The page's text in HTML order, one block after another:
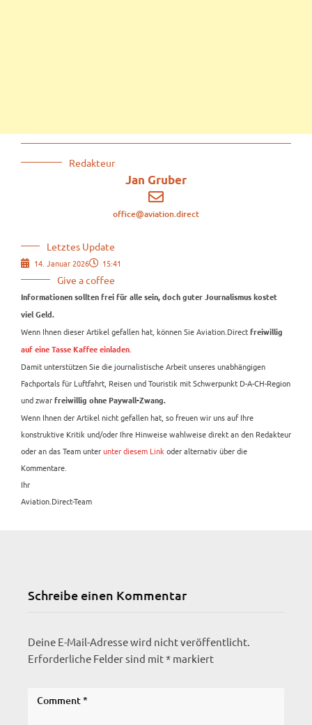
Redakteur
Jan Gruber
office@aviation.direct
Letztes Update
14. Januar 2026 15:41
Give a coffee
Informationen sollten frei für alle sein, doch guter Journalismus kostet
viel Geld.
Wenn Ihnen dieser Artikel gefallen hat, können Sie Aviation.Direct freiwillig
auf eine Tasse Kaffee einladen
Damit unterstützen Sie die journalistische Arbeit unseres unabhängigen
Fachportals für Luftfahrt, Reisen und Touristik mit Schwerpunkt D-A-CH-Region
und zwar freiwillig ohne Paywall-Zwang.
Wenn Ihnen der Artikel nicht gefallen hat, so freuen wir uns auf Ihre
konstruktive Kritik und/oder Ihre Hinweise wahlweise direkt an den Redakteur
oder an das Team unterunter diesem Link oder alternativ über die
Kommentare.
Ihr
Aviation.Direct-Team
Schreibe einen Kommentar
Deine E-Mail-Adresse wird nicht veröffentlicht.
Erforderliche Felder sind mit* markiert